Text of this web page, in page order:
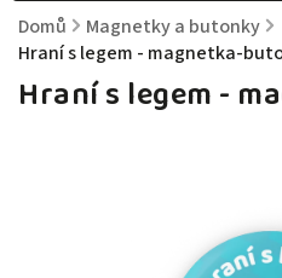
Domů / Magnetky a butonky /
Hraní s legem - magnetka-
Hraní s legem -